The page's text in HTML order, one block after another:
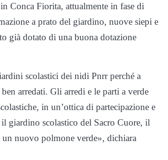
Conca Fiorita, attualmente in fase di
a prato del giardino, nuove siepi e
già dotato di una buona dotazione
scolastici dei nidi Pnrr perché a
arredati. Gli arredi e le parti a verde
in un’ottica di partecipazione e
giardino scolastico del Sacro Cuore, il
nuovo polmone verde», dichiara